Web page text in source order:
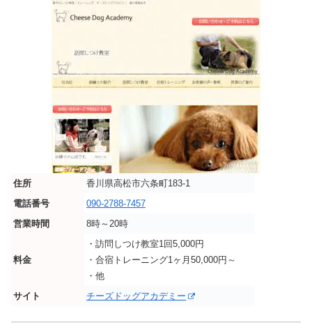
住所
香川県高松市六条町183-1
電話番号
090-2788-7457
営業時間
8時～20時
料金
・訪問しつけ教室1回5,000円
・合宿トレーニング1ヶ月50,000円～
・他
サイト
チーズドッグアカデミー